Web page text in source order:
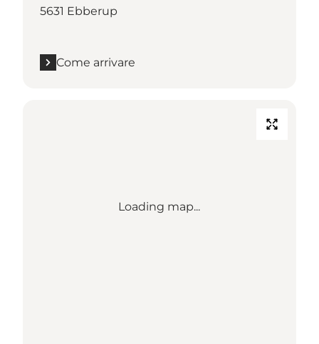
5631 Ebberup
Come arrivare
Loading map...